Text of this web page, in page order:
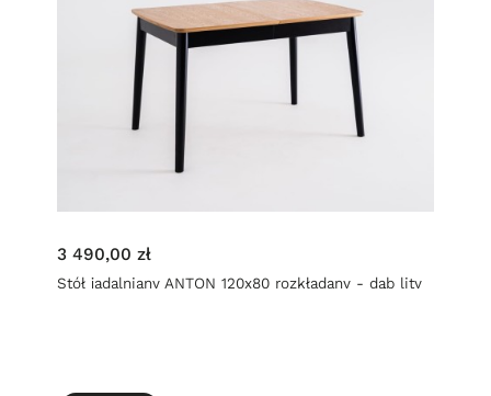
3 490,00 zł
Stół jadalniany ANTON 120x80 rozkładany - dąb lity